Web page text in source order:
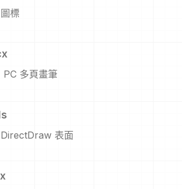
標
多頁畫筆
表面